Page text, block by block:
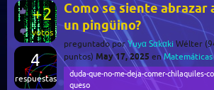
+2
votos
4
respuestas
Como se siente abrazar
un pingüino?
preguntado porYuyα Sαkαki Wélter (
puntos) May 17, 2025 enMatemáticas
duda-que-no-me-deja-comer-chilaquiles-
queso